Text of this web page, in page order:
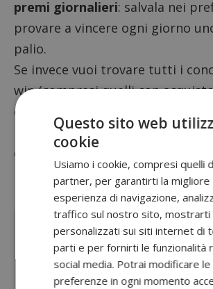
premi giornalieri: salvala nei
provare a vincere ogni giorno
palio.
Se invece vuoi trovare tutti i
win (compresi quelli con
qui:
puoi visitare anche la sezione
concorsi gratuiti
in estrazione finale.
Sponsorizzato:
Questo sito web
cookie
Usiamo i cookie, compresi quelli
partner, per garantirti la migliore
esperienza di navigazione,
traffico sul nostro sito, mostrarti
personalizzati sui siti internet di
parti e per fornirti le funzionalità
social media. Potrai modificare
preferenze in ogni momento